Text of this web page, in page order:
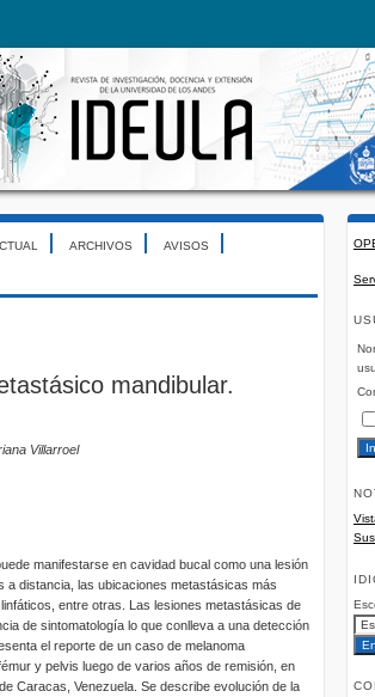
ARCHIVOS AVISOS
mandibular.
Villarroel
manifestarse en cavidad bucal como una lesión
a distancia, las ubicaciones metastásicas más
entre otras. Las lesiones metastásicas de
de sintomatología lo que conlleva a una detección
el reporte de un caso de melanoma
y pelvis luego de varios años de remisión, en
Caracas, Venezuela. Se describe evolución de la